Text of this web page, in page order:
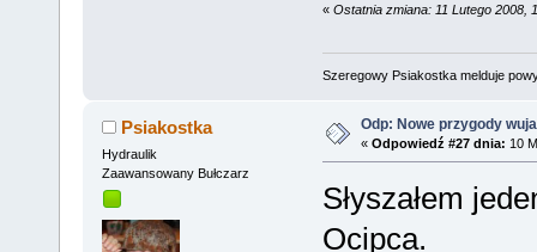
« Ostatnia zmiana: 11 Lutego 2008,
Szeregowy Psiakostka melduje
Psiakostka
Hydraulik
Zaawansowany Bułczarz
Odp: Nowe przygody
« Odpowiedź #27 dnia: 10
Słyszałem
Ocipca.